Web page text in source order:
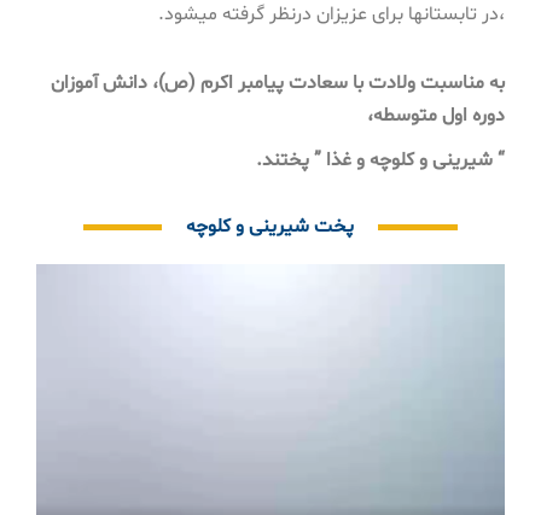
،در تابستان­ها برای عزیزان درنظر گرفته می­شود.
به مناسبت ولادت با سعادت پیامبر اکرم (ص)، دانش آموزان
دوره اول متوسطه،
“شیرینی و کلوچه و غذا ”پختند.
پخت شیرینی و کلوچه